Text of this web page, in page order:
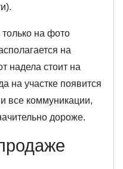
на фото
на
надела стоит на
на участке появится
все коммуникации,
дороже.